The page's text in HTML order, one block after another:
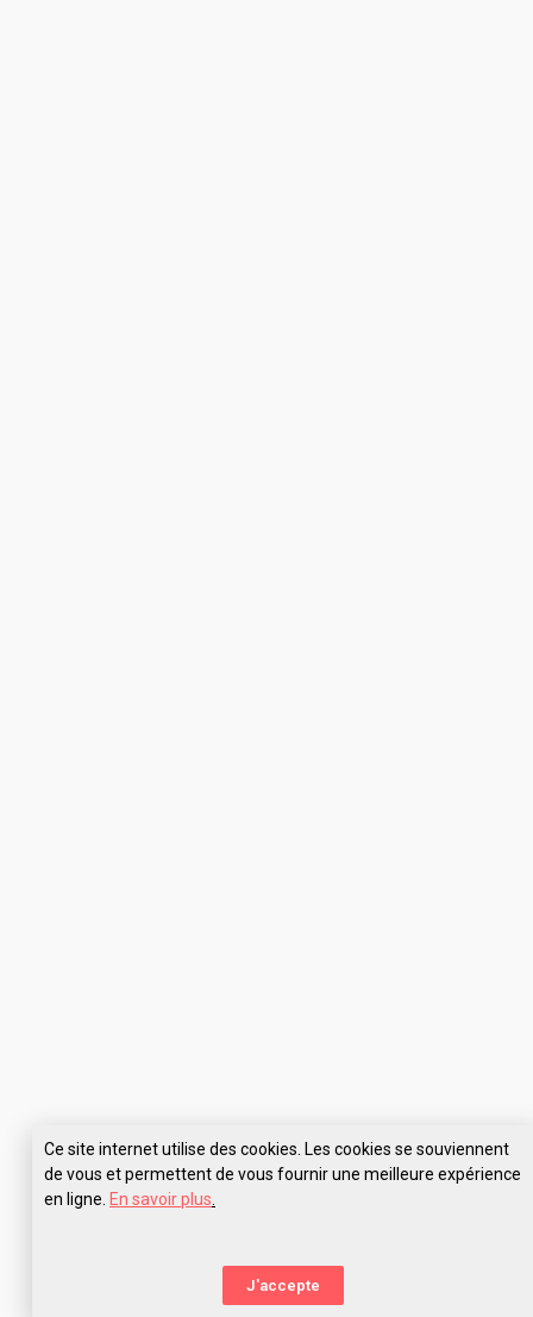
Ce site internet utilise des cookies. Les cookies se souviennent
de vous et permettent de vous fournir une meilleure expérience
en ligne. En savoir plus
J'accepte